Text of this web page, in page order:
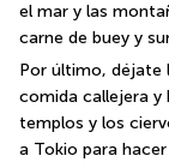
el mar y las
carne de buey y
Por último, déjate
comida callejera y
templos y los
a Tokio para